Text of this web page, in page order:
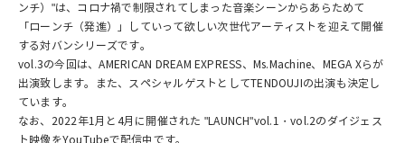
ンチ）"は、コロナ禍で制限されてしまった音楽シーンからあらためて
「ローンチ（発進）」していって欲しい次世代アーティストを迎えて開催
する対バンシリーズです。
vol.3の今回は、AMERICAN DREAM EXPRESS、Ms.Machine、MEGA Xらが
出演致します。また、スペシャルゲストとしてTENDOUJIの出演も決定し
ています。
なお、2022年1月と4月に開催された "LAUNCH"vol.1・vol.2のダイジェス
ト映像をYouTubeで配信中です。